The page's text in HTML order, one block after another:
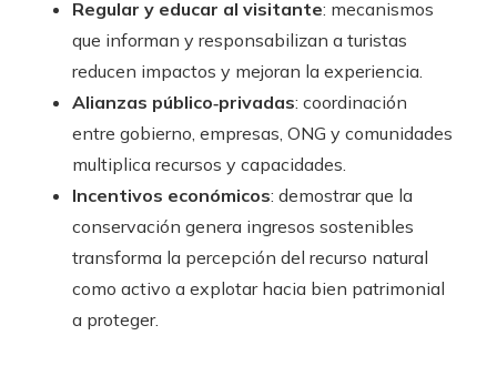
Regular y educar al visitante: mecanismos
que informan y responsabilizan a turistas
reducen impactos y mejoran la experiencia.
Alianzas público‑privadas: coordinación
entre gobierno, empresas, ONG y comunidades
multiplica recursos y capacidades.
Incentivos económicos: demostrar que la
conservación genera ingresos sostenibles
transforma la percepción del recurso natural
como activo a explotar hacia bien patrimonial
a proteger.